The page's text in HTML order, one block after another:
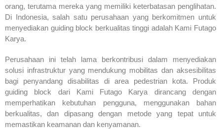
orang, terutama mereka yang memiliki keterbatasan penglihatan.
Di Indonesia, salah satu perusahaan yang berkomitmen untuk
menyediakan guiding block berkualitas tinggi adalah Kami Futago
Karya.
Perusahaan ini telah lama berkontribusi dalam menyediakan
solusi infrastruktur yang mendukung mobilitas dan aksesibilitas
bagi penyandang disabilitas di area pedestrian kota. Produk
guiding block dari Kami Futago Karya dirancang dengan
memperhatikan kebutuhan pengguna, menggunakan bahan
berkualitas, dan dipasang dengan metode yang tepat untuk
memastikan keamanan dan kenyamanan.